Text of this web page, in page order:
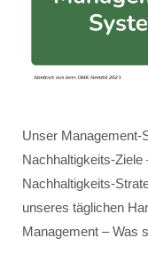
Unser
Nachhaltigkeits-
Nachhaltigkeits-
unseres täglichen
Management – Was